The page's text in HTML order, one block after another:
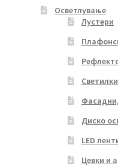
Осветлување
Лустери
Диско
LED
Цевки и